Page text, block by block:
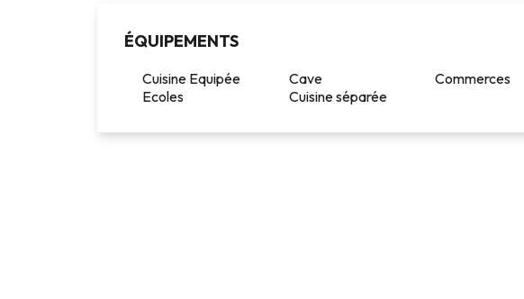
ÉQUIPEMENTS
Cuisine Equipée Cave
Commerces
Ecoles
Cuisine séparée